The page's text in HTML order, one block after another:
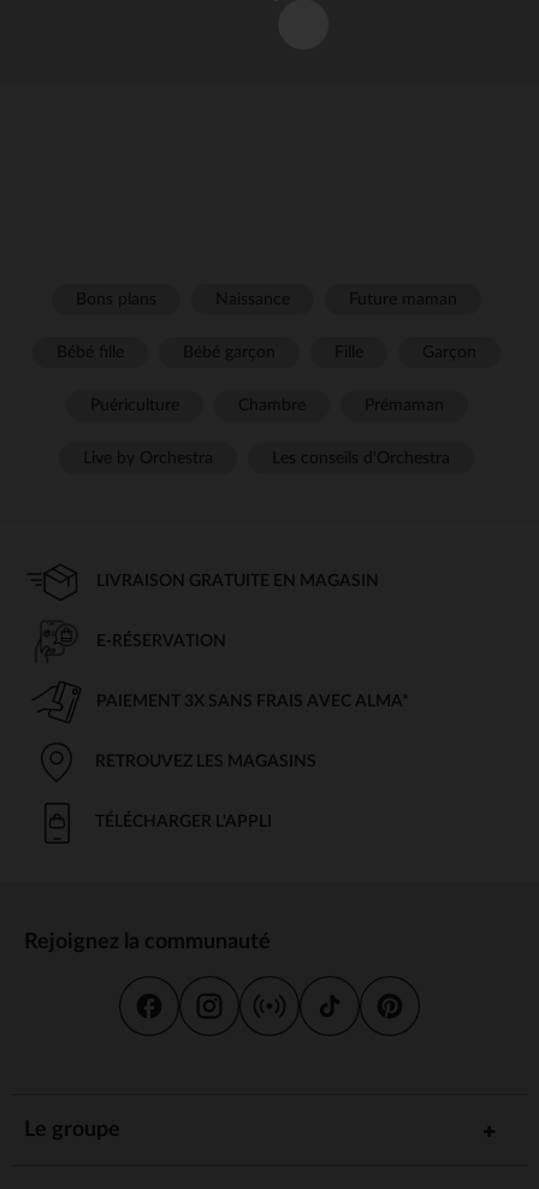
LIVRAISON GRATUITE EN MAGASIN
E-RÉSERVATION
PAIEMENT 3X SANS FRAIS AVEC ALMA*
RETROUVEZ LES MAGASINS
TÉLÉCHARGER L'APPLI
Rejoignez la communauté
Le groupe